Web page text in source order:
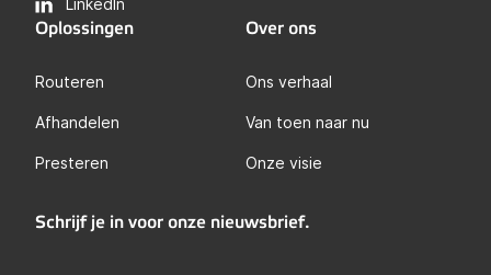
LinkedIn
Oplossingen
Routeren
Afhandelen
Presteren
Over ons
Ons verhaal
Van toen naar nu
Onze visie
Schrijf je in voor onze nieuwsbrief.